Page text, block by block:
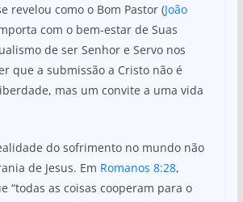
revelou como o Bom Pastor (João
com o bem-estar de Suas
de ser Senhor e Servo nos
que a submissão a Cristo não é
mas um convite a uma vida
do sofrimento no mundo não
de Jesus. Em Romanos 8:28,
“todas as coisas cooperam para o